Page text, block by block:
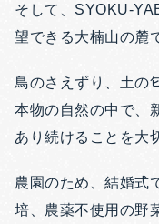
そして、SYOKU-
望できる大楠山の麓
鳥のさえずり、土の
本物の自然の中で、
あり続けることを大
農園のため、結婚式
培、農薬不使用の野